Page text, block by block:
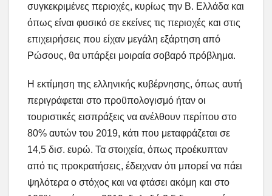
συγκεκριμένες περιοχές, κυρίως την Β. Ελλάδα και
όπως είναι φυσικό σε εκείνες τις περιοχές και στις
επιχειρήσεις που είχαν μεγάλη εξάρτηση από
Ρώσους, θα υπάρξει μοιραία σοβαρό πρόβλημα.
Η εκτίμηση της ελληνικής κυβέρνησης, όπως αυτή
περιγράφεται στο προϋπολογισμό ήταν οι
τουριστικές εισπράξεις να ανέλθουν περίπου στο
80% αυτών του 2019, κάτι που μεταφράζεται σε
14,5 δισ. ευρώ. Τα στοιχεία, όπως προέκυπταν
από τις προκρατήσεις, έδειχναν ότι μπορεί να πάει
ψηλότερα ο στόχος και να φτάσει ακόμη και στο